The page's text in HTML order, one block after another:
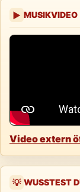
▶ MUSIKVIDEO
Video extern
💡 WUSSTEST